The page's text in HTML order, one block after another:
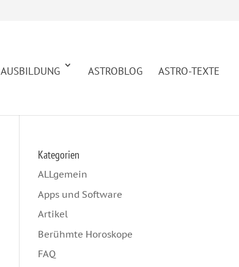
AUSBILDUNG ASTROBLOG ASTRO-TEXTE
Kategorien
ALLgemein
Apps und Software
Artikel
Berühmte Horoskope
FAQ